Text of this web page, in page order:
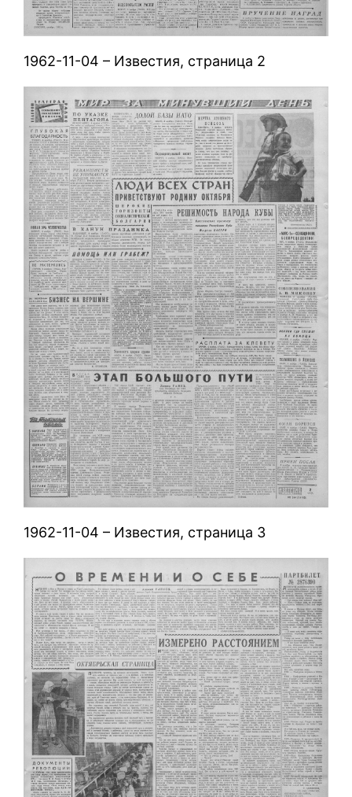
1962-11-04 – Известия, страница 2
1962-11-04 – Известия, страница 3